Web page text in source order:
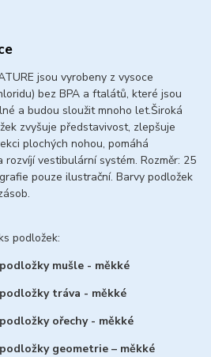
jsou vyrobeny z vysoce
bez BPA a ftalátů, které jsou
a budou sloužit mnoho let.Široká
zvyšuje představivost, zlepšuje
plochých nohou, pomáhá
vestibulární systém. Rozměr: 25
pouze ilustrační. Barvy podložek
podložek:
mušle - měkké
tráva - měkké
ořechy - měkké
geometrie – měkké